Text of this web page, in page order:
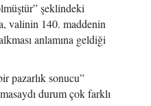
şeklindeki
valinin 140. maddenin
anlamına geldiği
pazarlık sonucu”
durum çok farklı